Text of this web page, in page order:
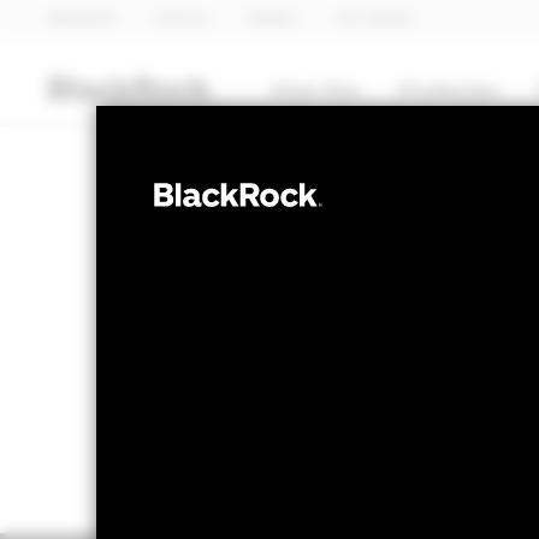
AANDELEN
BGF Euro-